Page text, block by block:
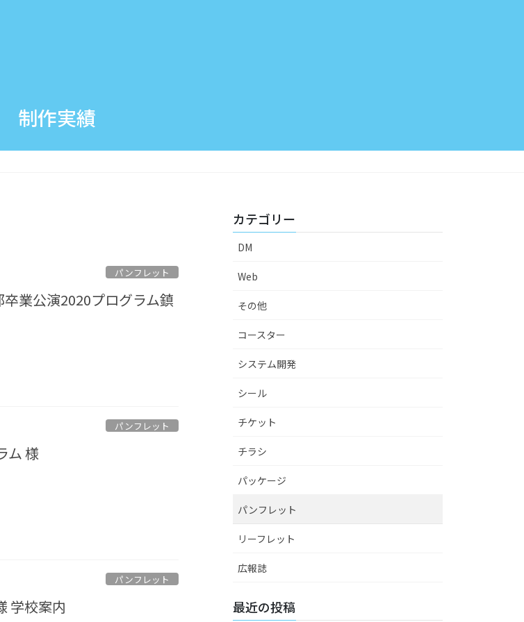
制作実績
パンフレット
卒業公演2020プログラム鎮
パンフレット
ム 様
パンフレット
学校案内
カテゴリー
DM
Web
その他
コースター
システム開発
シール
チケット
チラシ
パッケージ
パンフレット
リーフレット
広報誌
最近の投稿